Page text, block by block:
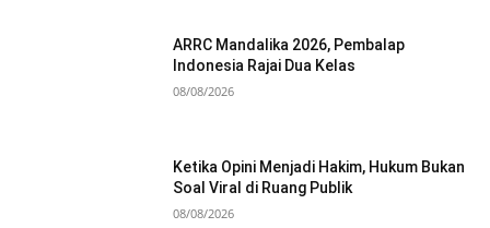
ARRC Mandalika 2026, Pembalap
Indonesia Rajai Dua Kelas
08/08/2026
Ketika Opini Menjadi Hakim, Hukum Bukan
Soal Viral di Ruang Publik
08/08/2026